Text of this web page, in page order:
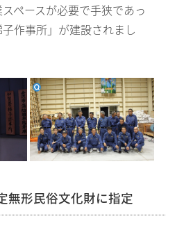
ペースが必要で手狭であっ
作事所」が建設されまし
無形民俗文化財に指定